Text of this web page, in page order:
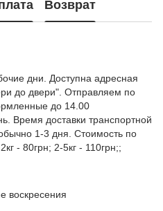
Возврат
дни. Доступна адресная
до двери". Отправляем по
до 14.00
Время доставки транспортной
1-3 дня. Стоимость по
- 80грн; 2-5кг - 110грн;;
воскресения